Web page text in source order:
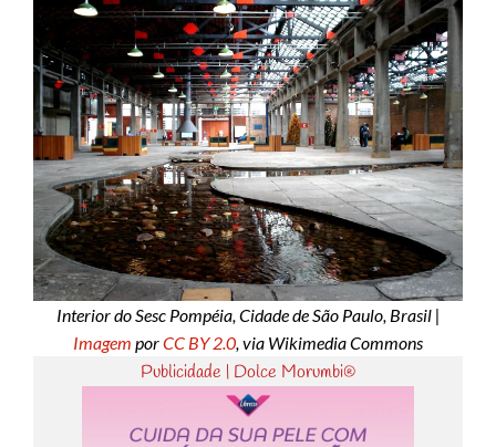
Interior do Sesc Pompéia, Cidade de São Paulo, Brasil |
Imagem porCC BY 2.0, via Wikimedia Commons
Publicidade | Dolce Morumbi®